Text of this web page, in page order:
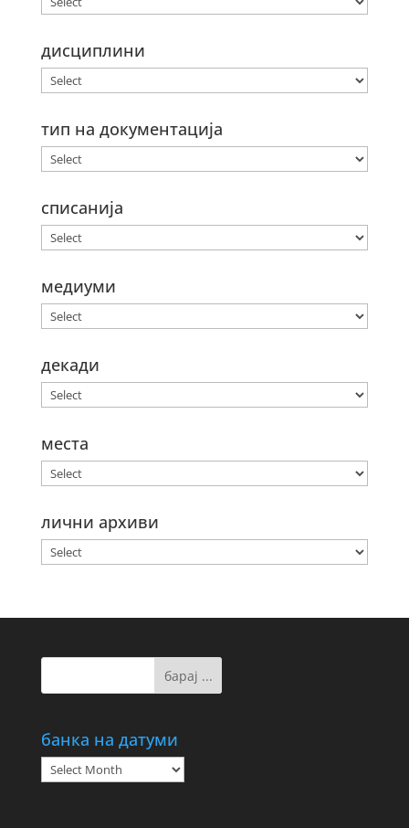
дисциплини
тип на документација
списанија
медиуми
декади
места
лични архиви
банка на датуми
банка
на